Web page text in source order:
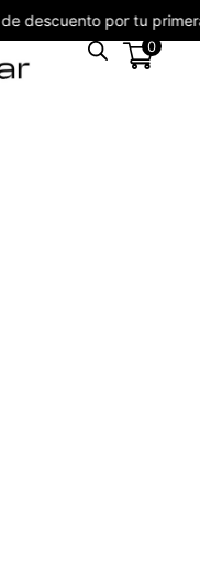
5% de descuento por tu
0